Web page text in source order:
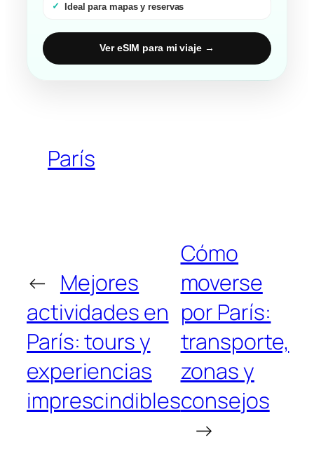
Ideal para mapas y reservas
Ver eSIM para mi viaje →
París
← Mejores
actividades en
París: tours y
experiencias
imprescindibles
Cómo
moverse
por París:
transporte,
zonas y
consejos
→